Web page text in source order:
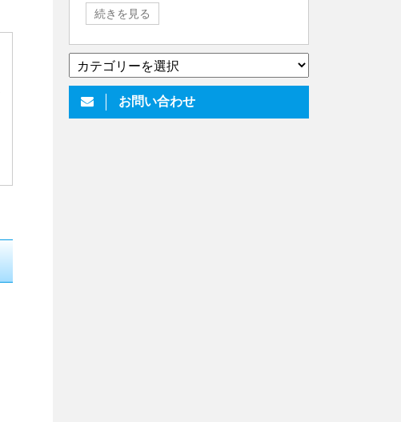
続きを見る
い
お問い合わせ